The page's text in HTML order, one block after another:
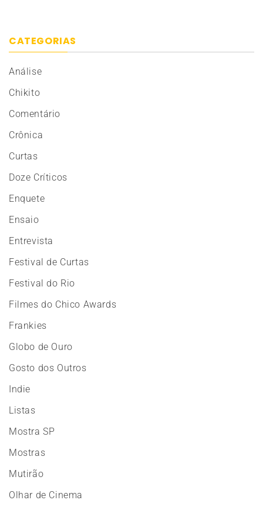
CATEGORIAS
Análise
Chikito
Comentário
Crônica
Curtas
Doze Críticos
Enquete
Ensaio
Entrevista
Festival de Curtas
Festival do Rio
Filmes do Chico Awards
Frankies
Globo de Ouro
Gosto dos Outros
Indie
Listas
Mostra SP
Mostras
Mutirão
Olhar de Cinema